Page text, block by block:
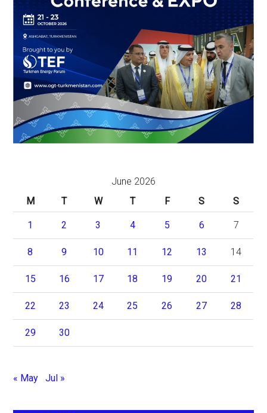
June 2026
M
T W T F S S
1 2 3 4 5 6 7
8 9 10 11 12 13 14
15 16 17 18 19 20 21
22 23 24 25 26 27 28
29 30
« May Jul »